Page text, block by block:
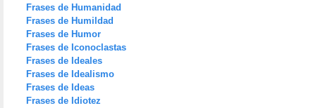
Frases de Humanidad
Frases de Humildad
Frases de Humor
Frases de Iconoclastas
Frases de Ideales
Frases de Idealismo
Frases de Ideas
Frases de Idiotez